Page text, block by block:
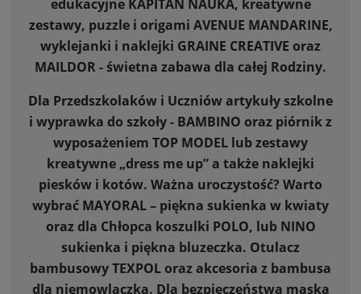
edukacyjne KAPITAN NAUKA, kreatywne
zestawy, puzzle i origami AVENUE MANDARINE,
wyklejanki i naklejki GRAINE CREATIVE oraz
MAILDOR - świetna zabawa dla całej Rodziny.
Dla Przedszkolaków i Uczniów artykuły szkolne
i wyprawka do szkoły - BAMBINO oraz piórnik z
wyposażeniem TOP MODEL lub zestawy
kreatywne „dress me up” a także naklejki
piesków i kotów. Ważna uroczystość? Warto
wybrać MAYORAL – piękna sukienka w kwiaty
oraz dla Chłopca koszulki POLO, lub NINO
sukienka i piękna bluzeczka. Otulacz
bambusowy TEXPOL oraz akcesoria z bambusa
dla niemowlaczka. Dla bezpieczeństwa maska